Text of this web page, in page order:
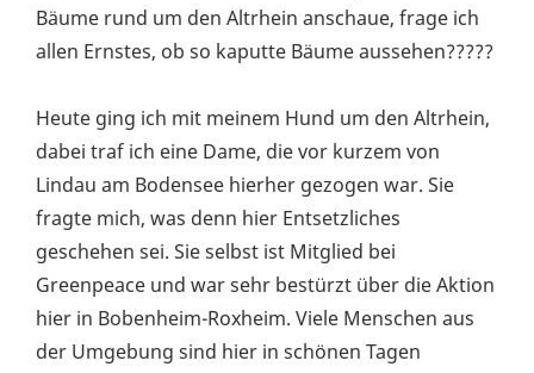
Bäume rund um den Altrhein anschaue, frage ich
allen Ernstes, ob so kaputte Bäume aussehen?????
Heute ging ich mit meinem Hund um den Altrhein,
dabei traf ich eine Dame, die vor kurzem von
Lindau am Bodensee hierher gezogen war. Sie
fragte mich, was denn hier Entsetzliches
geschehen sei. Sie selbst ist Mitglied bei
Greenpeace und war sehr bestürzt über die Aktion
hier in Bobenheim-Roxheim. Viele Menschen aus
der Umgebung sind hier in schönen Tagen